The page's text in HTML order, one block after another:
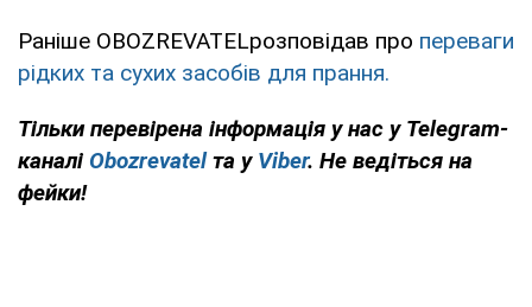
Раніше OBOZREVATELрозповідав про переваги
рідких та сухих засобів для прання.
Тільки перевірена інформація у нас у Telegram-
каналі Obozrevatelта у Viber. Не ведіться на
фейки!